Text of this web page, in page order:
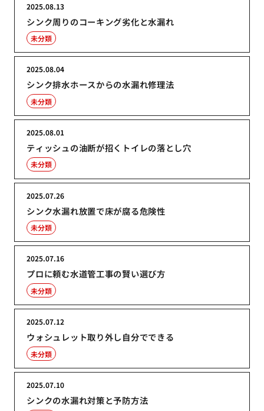
シンク周りのコーキング劣化と水漏れ
2025.08.13
未分類
シンク排水ホースからの水漏れ修理法
2025.08.04
未分類
ティッシュの油断が招くトイレの落とし穴
2025.08.01
未分類
シンク水漏れ放置で床が腐る危険性
2025.07.26
未分類
プロに頼む水道管工事の賢い選び方
2025.07.16
未分類
ウォシュレット取り外し自分でできる
2025.07.12
未分類
シンクの水漏れ対策と予防方法
2025.07.10